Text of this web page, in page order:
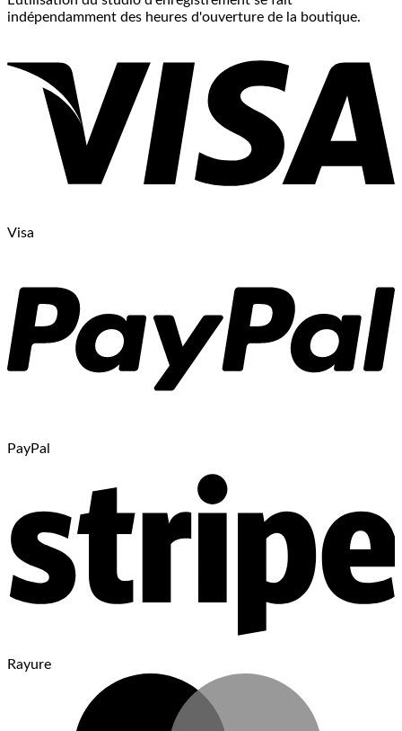
indépendamment des heures d'ouverture de la boutique.
Visa
PayPal
Rayure